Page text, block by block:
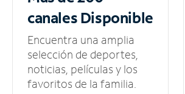
canalesDisponible
Encuentra una amplia
selección de deportes,
noticias, películas y los
favoritos de la familia.